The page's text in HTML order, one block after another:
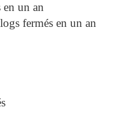
en un an
fermés en un an